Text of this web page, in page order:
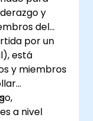
los riesgos
la adopción
de la IA
y
del
por un
está
y miembros
a nivel